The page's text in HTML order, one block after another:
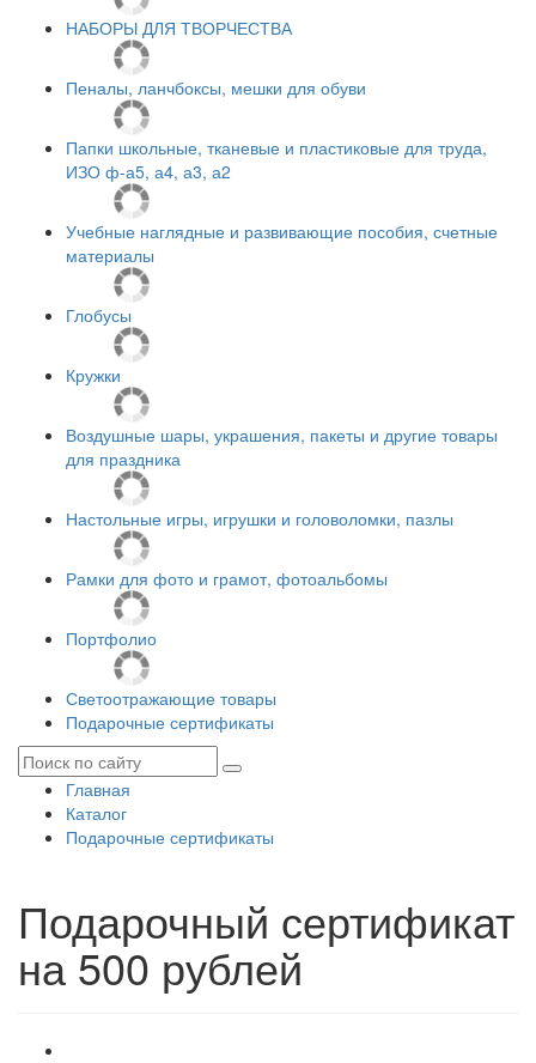
НАБОРЫ ДЛЯ ТВОРЧЕСТВА
Пеналы, ланчбоксы, мешки для обуви
Папки школьные, тканевые и пластиковые для труда,
ИЗО ф-а5, а4, а3, а2
Учебные наглядные и развивающие пособия, счетные
материалы
Глобусы
Кружки
Воздушные шары, украшения, пакеты и другие товары
для праздника
Настольные игры, игрушки и головоломки, пазлы
Рамки для фото и грамот, фотоальбомы
Портфолио
Светоотражающие товары
Подарочные сертификаты
Главная
Каталог
Подарочные сертификаты
Подарочный сертификат
на 500 рублей